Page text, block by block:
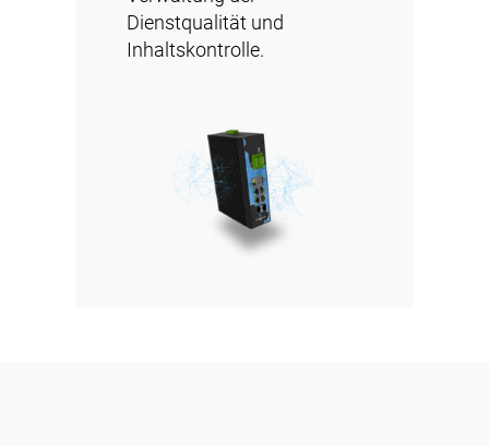
Dienstqualität und
Inhaltskontrolle.